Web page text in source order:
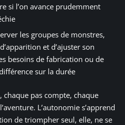
si l’on avance prudemment
les groupes de monstres,
et d’ajuster son
besoins de fabrication ou de
sur la durée
chaque pas compte, chaque
L’autonomie s’apprend
de triompher seul, elle, ne se